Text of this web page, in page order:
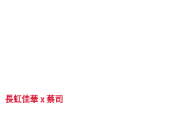
長虹佳華 x 蔡司